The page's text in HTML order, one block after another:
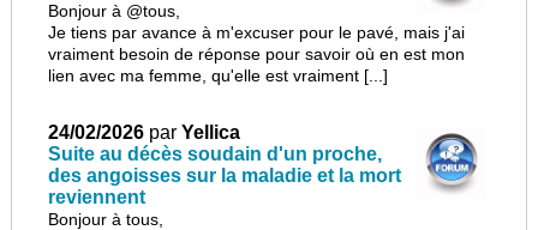
Bonjour à @tous,
Je tiens par avance à m'excuser pour le pavé, mais j'ai
vraiment besoin de réponse pour savoir où en est mon
lien avec ma femme, qu'elle est vraiment [...]
24/02/2026 parYellica
Suite au décès soudain d'un proche,
des angoisses sur la maladie et la mort
reviennent
Bonjour à tous,